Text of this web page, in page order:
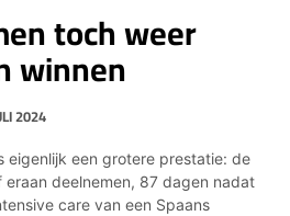
toch weer
winnen
2024
eigenlijk een grotere prestatie: de
eraan deelnemen, 87 dagen nadat
care van een Spaans